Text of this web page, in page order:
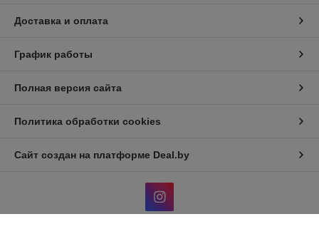
Доставка и оплата
График работы
Полная версия сайта
Политика обработки cookies
Сайт создан на платформе Deal.by